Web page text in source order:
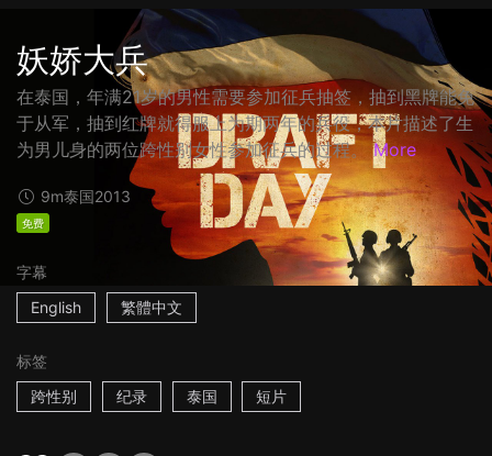
妖娇大兵
在泰国，年满21岁的男性需要参加征兵抽签，抽到黑牌能免
于从军，抽到红牌就得服上为期两年的兵役，本片描述了生
为男儿身的两位跨性别女性参加征兵的过程。
More
9m泰国2013
免费
字幕
English
繁體中文
标签
跨性别
纪录 泰国 短片